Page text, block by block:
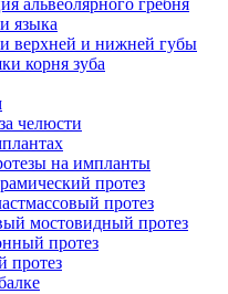
альвеолярного гребня
языка
верхней и нижней губы
корня зуба
челюсти
на импланты
протез
протез
мостовидный протез
протез
протез